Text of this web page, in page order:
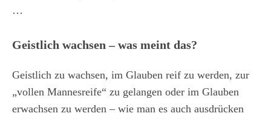
…
Geistlich wachsen – was meint das?
Geistlich zu wachsen, im Glauben reif zu werden, zur
„vollen Mannesreife“ zu gelangen oder im Glauben
erwachsen zu werden – wie man es auch ausdrücken